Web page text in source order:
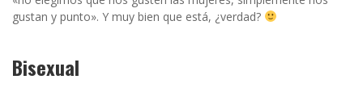
gustan y punto». Y muy bien que está, ¿verdad?
Bisexual